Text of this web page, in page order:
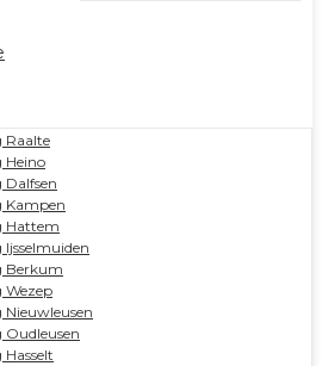
Raalte
Heino
Dalfsen
Kampen
Hattem
Berkum
Wezep
Nieuwleusen
Oudleusen